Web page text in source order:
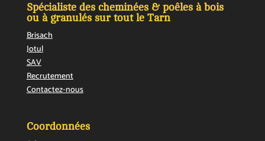
Spécialiste des cheminées & poêles à bois
ou à granulés sur tout le Tarn
Brisach
Jotul
SAV
Recrutement
Contactez-nous
Coordonnées